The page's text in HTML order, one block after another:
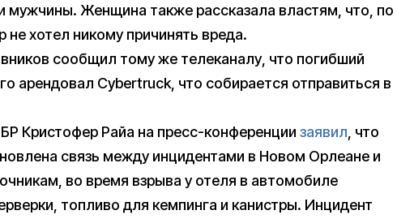
мужчины. Женщина также рассказала властям, что, по
хотел никому причинять вреда.
сообщил тому же телеканалу, что погибший
арендовал Cybertruck, что собирается отправиться в
Кристофер Райа на пресс-конференции заявил , что
связь между инцидентами в Новом Орлеане и
во время взрыва у отеля в автомобиле
топливо для кемпинга и канистры. Инцидент